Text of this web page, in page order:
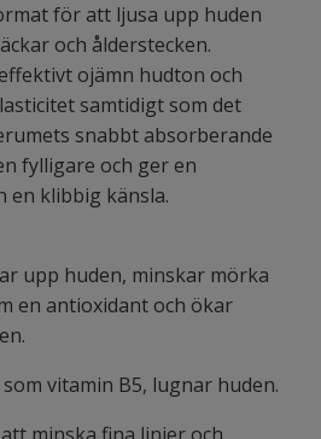
för att ljusa upp huden
och ålderstecken.
ojämn hudton och
samtidigt som det
snabbt absorberande
fylligare och ger en
en klibbig känsla.
upp huden, minskar mörka
en antioxidant och ökar
vitamin B5, lugnar huden.